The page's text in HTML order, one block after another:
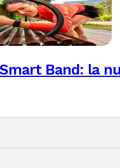
Smart Band: la